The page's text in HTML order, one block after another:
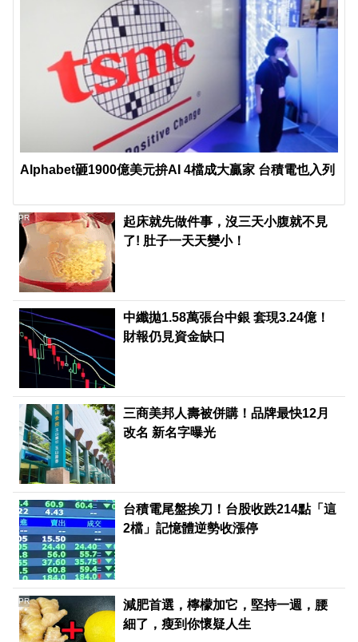
Alphabet砸1900億美元拚AI 4檔成大贏家 台積電也入列
起床就先做件事，沒三天小腹就不見
了! 肚子一天天變小！
PR
中纖拋1.58萬張台中銀 套現3.24億！
財報仍見資金缺口
三商美邦人壽被併購！品牌最快12月
改名 新名字曝光
台積電尾盤挨刀！台股收跌214點「這
2檔」記憶體逆勢收漲停
減肥首選，檸檬加它，堅持一週，腰
細了，瘦到你懷疑人生
PR